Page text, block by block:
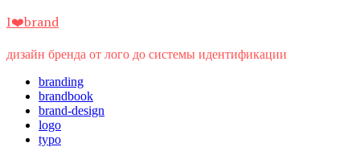
Перейти
содержимому
I❤️brand
дизайн бренда от лого до системы идентификации
branding
brandbook
brand-design
logo
typo